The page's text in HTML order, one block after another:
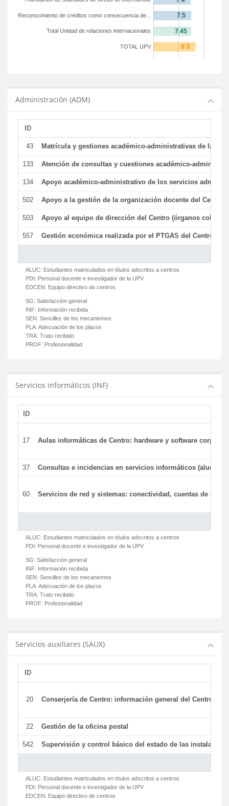
TOTAL UPV
Total Unidad de relaciones internacionales
Reconocimiento de créditos como consecuencia de...
Administración (ADM)
ID
43 Matrícula y gestiones académico-administrativas de la
133 Atención de consultas y cuestiones académico-
134 Apoyo académico-administrativo de los servicios
502 Apoyo a la gestión de la organización docente del Centro
503 Apoyo al equipo de dirección del Centro (órganos
557 Gestión económica realizada por el PTGAS del Centro
ALUC: Estudiantes matriculados en títulos adscritos a centros
PDI: Personal docente e investigador de la UPV
EDCEN: Equipo directivo de centros
SG: Satisfacción general
INF: Información recibida
SEN: Sencillez de los mecanismos
PLA: Adecuación de los plazos
TRA: Trato recibido
PROF: Profesionalidad
Servicios informáticos (INF)
ID
17 Aulas informáticas de Centro: hardware y software
37 Consultas e incidencias en servicios informáticos (alumnos)
60 Servicios de red y sistemas: conectividad, cuentas de
ALUC: Estudiantes matriculados en títulos adscritos a centros
PDI: Personal docente e investigador de la UPV
SG: Satisfacción general
INF: Información recibida
SEN: Sencillez de los mecanismos
PLA: Adecuación de los plazos
TRA: Trato recibido
PROF: Profesionalidad
Servicios auxiliares (SAUX)
ID
20 Conserjería de Centro: información general del Centro y
22 Gestión de la oficina postal
542 Supervisión y control básico del estado de las
ALUC: Estudiantes matriculados en títulos adscritos a centros
PDI: Personal docente e investigador de la UPV
EDCEN: Equipo directivo de centros